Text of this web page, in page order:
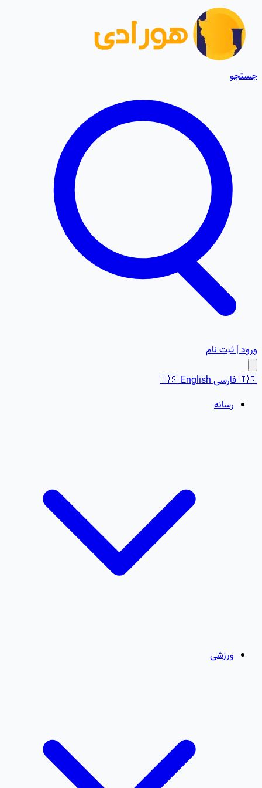
جستجو
ورود | ثبت نام
🇮🇷فارسی 🇺🇸English
رسانه
ورزشی